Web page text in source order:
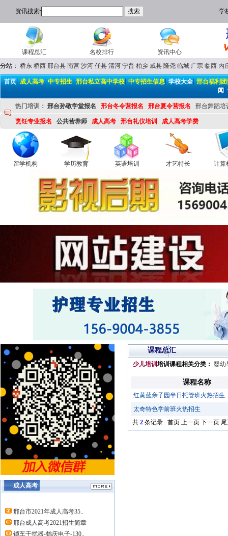
资讯搜索: 学
课程总汇 名校排行
资讯中心
分站： 桥东 桥西 邢台县 南宫 沙河 任县 清河 宁晋 柏乡 威县 隆尧 临城 广宗 临西 内
首页|成人高考|中专招生|邢台私立高中学校|中专招生信息|学校大全|邢台福利
闻|
热门培训： 邢台孙敬学堂报名 邢台冬令营报名 邢台夏令营报名 邢台舞蹈培
烹饪专业报名 公共营养师 成人高考 邢台礼仪培训 成人高考学费
留学机构 学历教育 英语培训 才艺特长 计算
成人高考
邢台市2021年成人高考35..
邢台成人高考2021招生简章
锁车干扰器-鹤庆电子-130..
课程总汇
少儿培训 培训课程相关分类： 婴幼
课程名称
红黄蓝亲子园半日托管班火热招生
太奇特色学前班火热招生
共 2 条记录 首页 上一页 下一页 尾